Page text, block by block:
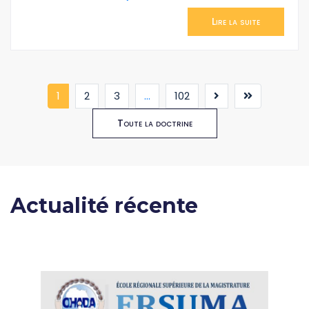
Lire la suite
1 (current)
2 3 ... 102
Toute la doctrine
Actualité récente